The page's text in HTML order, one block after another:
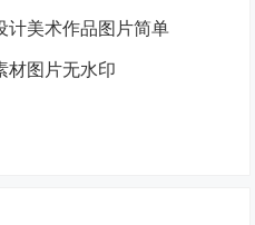
计美术作品图片简单
材图片无水印